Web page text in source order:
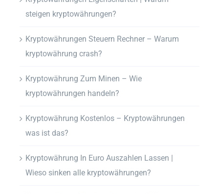
steigen kryptowährungen?
Kryptowährungen Steuern Rechner – Warum
kryptowährung crash?
Kryptowährung Zum Minen – Wie
kryptowährungen handeln?
Kryptowährung Kostenlos – Kryptowährungen
was ist das?
Kryptowährung In Euro Auszahlen Lassen |
Wieso sinken alle kryptowährungen?